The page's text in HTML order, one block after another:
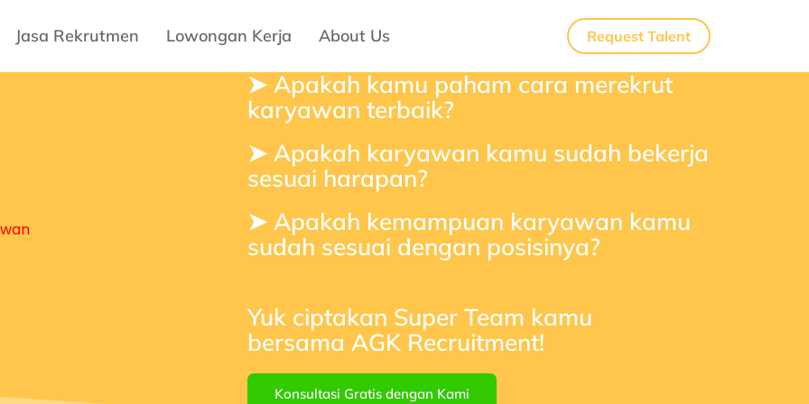
Jasa Rekrutmen Lowongan Kerja About Us Request Talent
➤ Apakah kamu paham cara merekrut
karyawan terbaik?​
➤ Apakah karyawan kamu sudah bekerja
sesuai harapan?
➤ Apakah kemampuan karyawan kamu
sudah sesuai dengan posisinya?​
Yuk ciptakan Super Team kamu
bersama AGK Recruitment!
Konsultasi Gratis dengan Kami